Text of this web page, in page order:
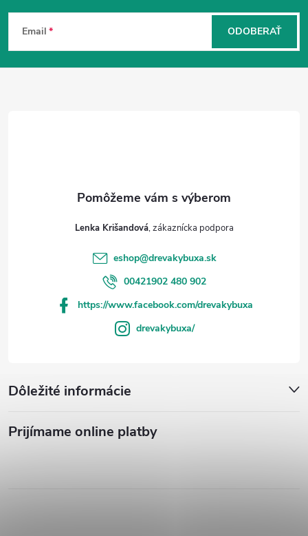
Z
p
ä
Email ODOBERAŤ
Lenka Krišandová
eshop@drevakybuxa.sk
00421902 480 902
https://www.facebook.com/drevakybuxa
drevakybuxa/
Dôležité informácie
Prijímame online platby